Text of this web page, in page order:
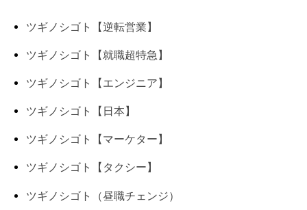
ツギノシゴト【逆転営業】
ツギノシゴト【就職超特急】
ツギノシゴト【エンジニア】
ツギノシゴト【日本】
ツギノシゴト【マーケター】
ツギノシゴト【タクシー】
ツギノシゴト（昼職チェンジ）